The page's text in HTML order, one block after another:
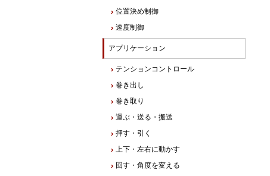
位置決め制御
速度制御
アプリケーション
テンションコントロール
巻き出し
巻き取り
運ぶ・送る・搬送
押す・引く
上下・左右に動かす
回す・角度を変える